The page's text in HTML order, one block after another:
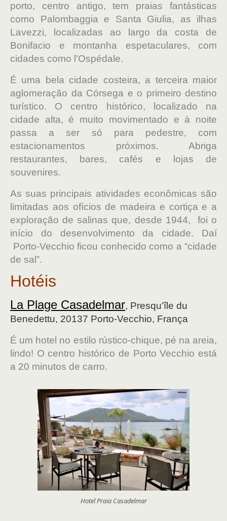
porto, centro antigo, tem praias fantásticas
como Palombaggia e Santa Giulia, as ilhas
Lavezzi, localizadas ao largo da costa de
Bonifacio e montanha espetaculares, com
cidades como l’Ospédale.
É uma bela cidade costeira, a terceira maior
aglomeração da Córsega e o primeiro destino
turístico. O centro histórico, localizado na
cidade alta, é muito movimentado e à noite
passa a ser só para pedestre, com
estacionamentos próximos. Abriga
restaurantes, bares, cafés e lojas de
souvenires.
As suas principais atividades econômicas são
limitadas aos ofícios de madeira e cortiça e a
exploração de salinas que, desde 1944, foi o
início do desenvolvimento da cidade. Daí
Porto-Vecchio ficou conhecido como a “cidade
de sal”.
Hotéis
La Plage Casadelmar, Presqu’île du
Benedettu, 20137 Porto-Vecchio, França
É um hotel no estilo rústico-chique, pé na areia,
lindo! O centro histórico de Porto Vecchio está
a 20 minutos de carro.
Hotel Praia Casadelmar